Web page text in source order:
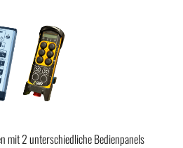
mit 2 unterschiedliche Bedienpanels